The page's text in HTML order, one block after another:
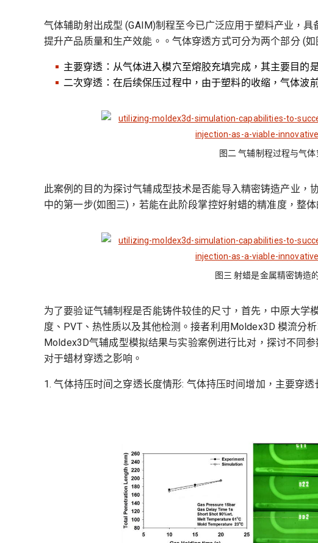
气体辅助射出成型 (GAIM)制程至今已广泛应用于塑料产业，
提升产品质量和生产效能。。气体穿透方式可分为两个部分 (如
主要穿透：从气体进入模穴至熔胶充填完成，其主要目的
二次穿透：在后续保压过程中，由于塑料的收缩，气体波
图二 气辅制程过程与气
此案例的目的为探讨气辅成型技术是否能导入精密铸造产业，
中的第一步(如图三)，若能在此阶段掌控好射蜡的精准度，整
图三 射蜡是金属精密铸造
为了要验证气辅制程是否能铸件较佳的尺寸，首先，中原大学
度、PVT、热性质以及其他检测。接者利用Moldex3D 模流分
Moldex3D气辅成型模拟结果与实验案例进行比对，探讨不同
对于蜡材穿透之影响。
1. 气体持压时间之穿透长度情形: 气体持压时间增加，主要穿